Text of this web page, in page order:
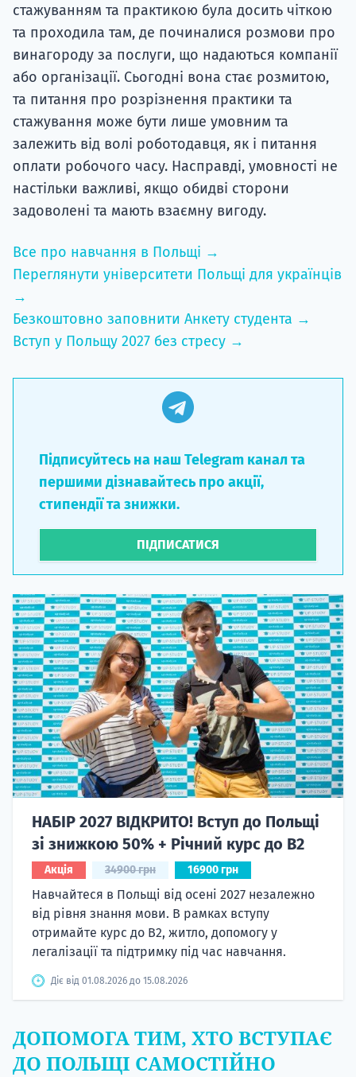
стажуванням та практикою була досить чіткою
та проходила там, де починалися розмови про
винагороду за послуги, що надаються компанії
або організації. Сьогодні вона стає розмитою,
та питання про розрізнення практики та
стажування може бути лише умовним та
залежить від волі роботодавця, як і питання
оплати робочого часу. Насправді, умовності не
настільки важливі, якщо обидві сторони
задоволені та мають взаємну вигоду.
Все про навчання в Польщі →
Переглянути університети Польщі для українців
→
Безкоштовно заповнити Анкету студента →
Вступ у Польщу 2027 без стресу →
Підписуйтесь на наш Telegram канал та
першими дізнавайтесь про акції,
стипендії та знижки.
ПІДПИСАТИСЯ
НАБІР 2027 ВІДКРИТО! Вступ до Польщі
зі знижкою 50% + Річний курс до B2
Акція 34900 грн 16900 грн
Навчайтеся в Польщі від осені 2027 незалежно
від рівня знання мови. В рамках вступу
отримайте курс до B2, житло, допомогу у
легалізації та підтримку під час навчання.
Діє від 01.08.2026 до 15.08.2026
ДОПОМОГА ТИМ, ХТО ВСТУПАЄ
ДО ПОЛЬЩІ САМОСТІЙНО